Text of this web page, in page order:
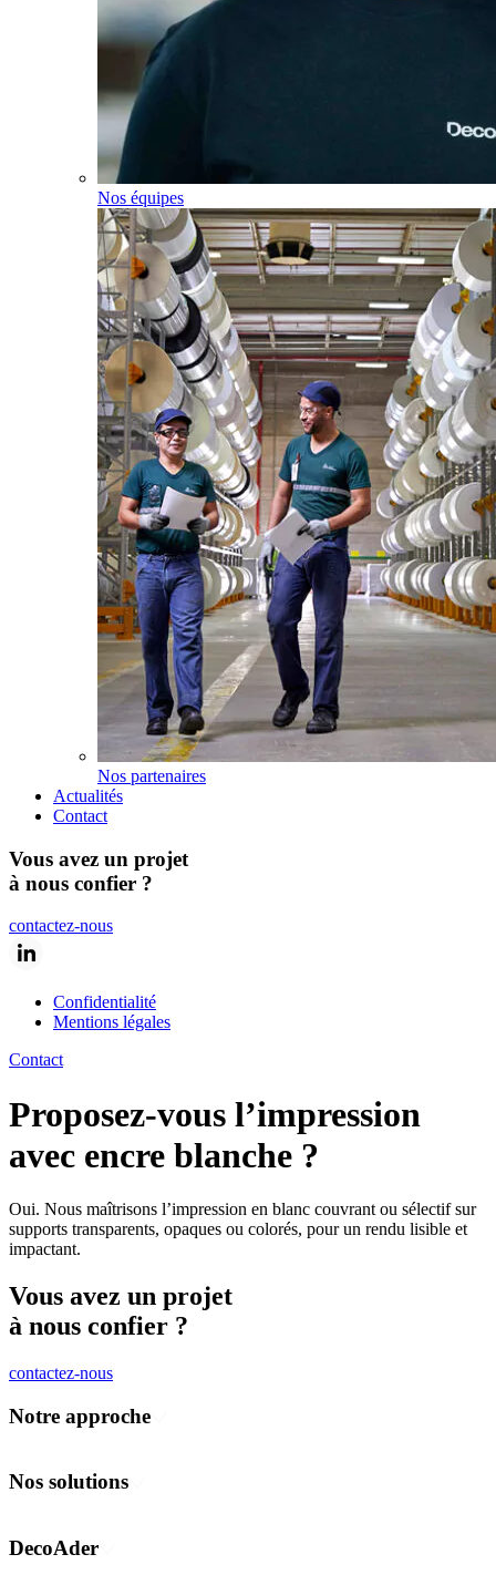
Nos équipes
Nos partenaires
Actualités
Contact
Vous avez un projet
à nous confier ?
contactez-nous
Confidentialité
Mentions légales
Contact
Proposez-vous l’impression
avec encre blanche ?
Oui. Nous maîtrisons l’impression en blanc couvrant ou sélectif sur
supports transparents, opaques ou colorés, pour un rendu lisible et
impactant.
Vous avez un projet
à nous confier ?
contactez-nous
Notre approche
Fabriquer
Nos solutions
Habillage des espaces
DecoAder